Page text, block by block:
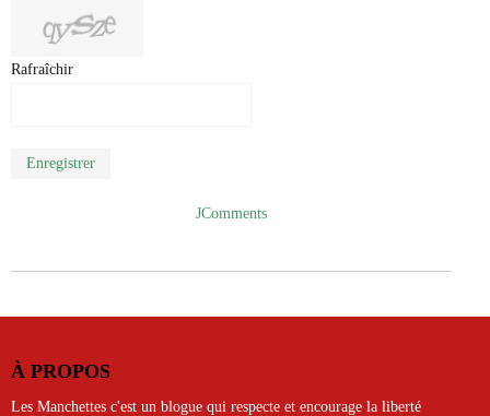
Rafraîchir
Enregistrer
JComments
À PROPOS
Les Manchettes c'est un blogue qui respecte et encourage la liberté